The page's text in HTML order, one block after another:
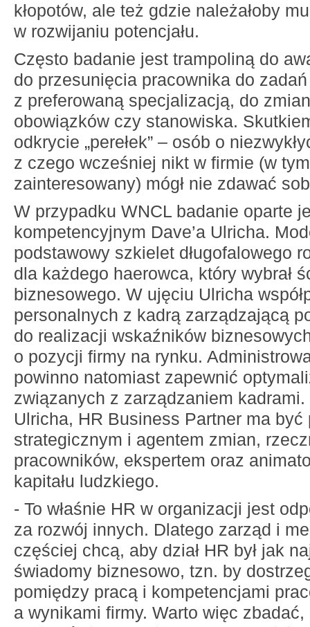
kłopotów, ale też gdzie należałoby
w rozwijaniu potencjału.
Często badanie jest trampoliną do
do przesunięcia pracownika do
z preferowaną specjalizacją, do
obowiązków czy stanowiska.
odkrycie „perełek” – osób o
z czego wcześniej nikt w firmie (w
zainteresowany) mógł nie zdawać
W przypadku WNCL badanie oparte
kompetencyjnym Dave’a Ulricha.
podstawowy szkielet długofalowego
dla każdego haerowca, który wybrał
biznesowego. W ujęciu Ulricha
personalnych z kadrą zarządzającą
do realizacji wskaźników
o pozycji firmy na rynku.
powinno natomiast zapewnić
związanych z zarządzaniem kadrami.
Ulricha, HR Business Partner ma być
strategicznym i agentem zmian,
pracowników, ekspertem oraz
kapitału ludzkiego.
- To właśnie HR w organizacji jest
za rozwój innych. Dlatego zarząd i
częściej chcą, aby dział HR był jak
świadomy biznesowo, tzn. by
pomiędzy pracą i kompetencjami
a wynikami firmy. Warto więc